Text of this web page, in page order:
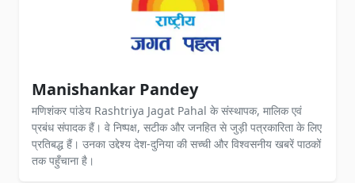
Manishankar Pandey
मणिशंकर पांडेय Rashtriya Jagat Pahal के संस्थापक, मालिक एवं
प्रबंध संपादक हैं। वे निष्पक्ष, सटीक और जनहित से जुड़ी पत्रकारिता के लिए
प्रतिबद्ध हैं। उनका उद्देश्य देश-दुनिया की सच्ची और विश्वसनीय खबरें पाठकों
तक पहुँचाना है।